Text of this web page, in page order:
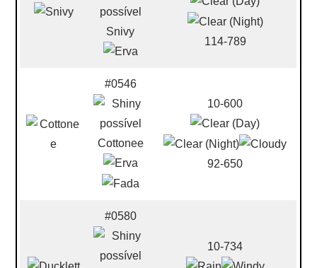
Snivy
114-789
#0546
Cottonee
10-600
92-650
#0580
10-734